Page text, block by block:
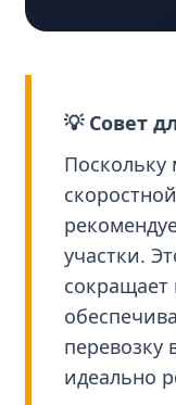
💡 Совет
участки.
сокращает
перевозку
идеально